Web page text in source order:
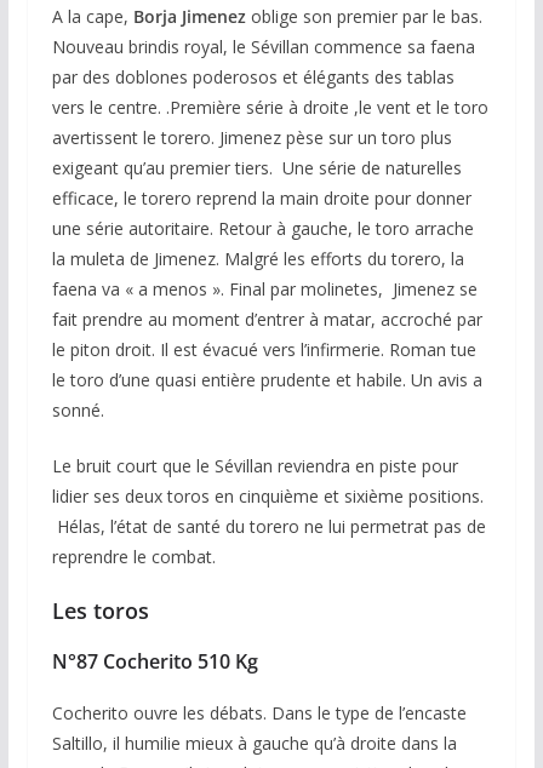
A la cape, Borja Jimenez oblige son premier par le bas.
Nouveau brindis royal, le Sévillan commence sa faena
par des doblones poderosos et élégants des tablas
vers le centre. .Première série à droite ,le vent et le toro
avertissent le torero. Jimenez pèse sur un toro plus
exigeant qu’au premier tiers. Une série de naturelles
efficace, le torero reprend la main droite pour donner
une série autoritaire. Retour à gauche, le toro arrache
la muleta de Jimenez. Malgré les efforts du torero, la
faena va « a menos ». Final par molinetes, Jimenez se
fait prendre au moment d’entrer à matar, accroché par
le piton droit. Il est évacué vers l’infirmerie. Roman tue
le toro d’une quasi entière prudente et habile. Un avis a
sonné.
Le bruit court que le Sévillan reviendra en piste pour
lidier ses deux toros en cinquième et sixième positions.
Hélas, l’état de santé du torero ne lui permetrat pas de
reprendre le combat.
Les toros
N°87 Cocherito 510 Kg
Cocherito ouvre les débats. Dans le type de l’encaste
Saltillo, il humilie mieux à gauche qu’à droite dans la